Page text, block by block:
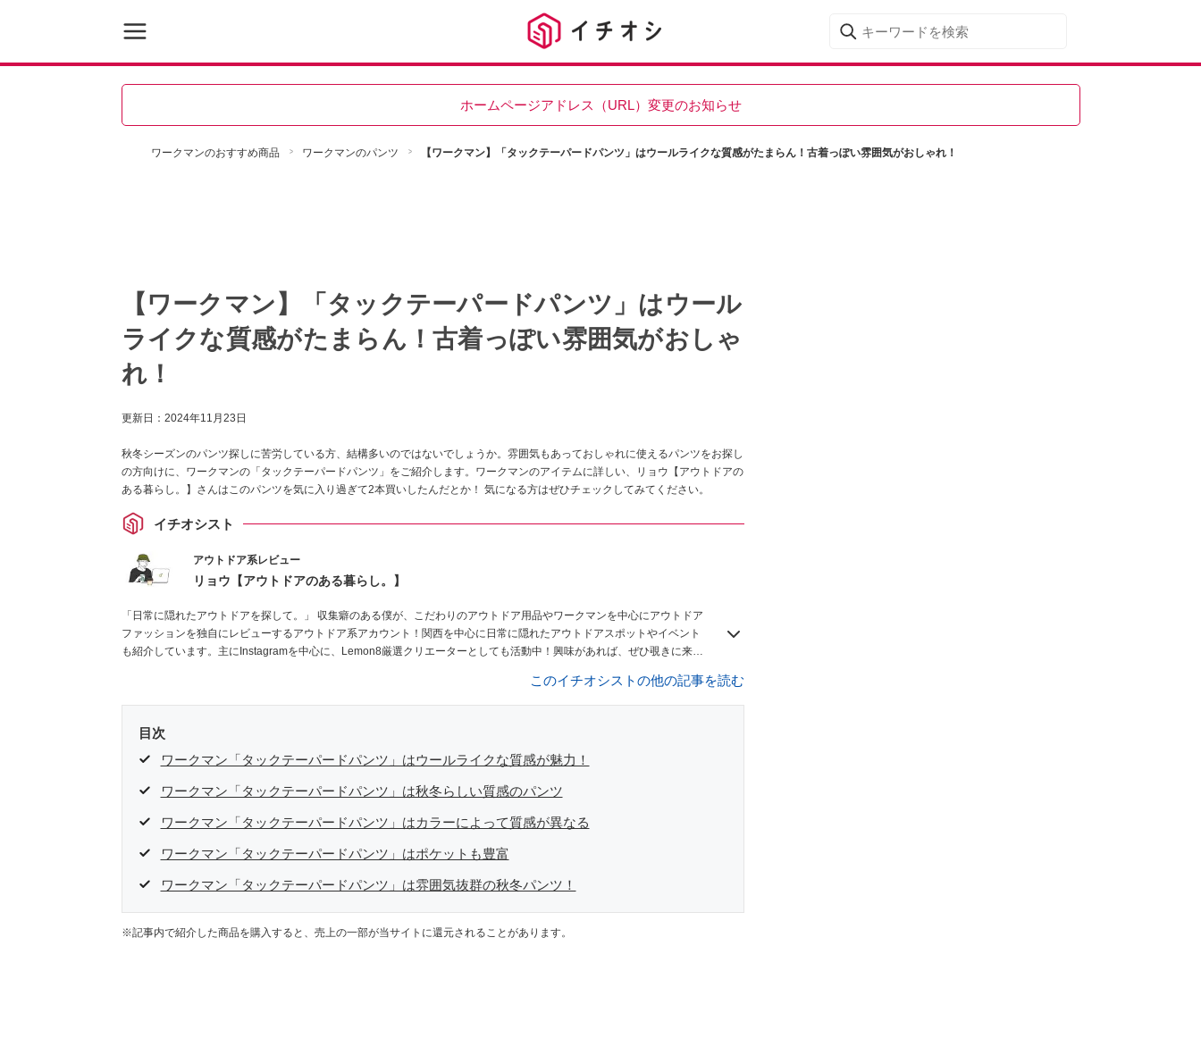
ホームページアドレス（URL）変更のお知らせ
ワークマンのおすすめ商品 ワークマンのパンツ 【ワークマン】「タックテーパードパンツ」はウールライクな質感がたまらん！古着っぽい雰囲気がおしゃれ！
【ワークマン】「タックテーパードパンツ」はウール
ライクな質感がたまらん！古着っぽい雰囲気がおしゃ
れ！
更新日： 2024年11月23日
秋冬シーズンのパンツ探しに苦労している方、結構多いのではないでしょうか。雰囲気もあっておしゃれに使えるパンツをお探し
の方向けに、ワークマンの「タックテーパードパンツ」をご紹介します。ワークマンのアイテムに詳しい、リョウ【アウトドアの
ある暮らし。】さんはこのパンツを気に入り過ぎて2本買いしたんだとか！ 気になる方はぜひチェックしてみてください。
イチオシスト
アウトドア系レビュー
リョウ【アウトドアのある暮らし。】
「日常に隠れたアウトドアを探して。」 収集癖のある僕が、こだわりのアウトドア用品やワークマンを中心にアウトドア
ファッションを独自にレビューするアウトドア系アカウント！関西を中心に日常に隠れたアウトドアスポットやイベント
も紹介しています。主にInstagramを中心に、Lemon8厳選クリエーターとしても活動中！興味があれば、ぜひ覗きに来て
このイチオシストの他の記事を読む
目次
ワークマン「タックテーパードパンツ」はウールライクな質感が魅力！
ワークマン「タックテーパードパンツ」は秋冬らしい質感のパンツ
ワークマン「タックテーパードパンツ」はカラーによって質感が異なる
ワークマン「タックテーパードパンツ」はポケットも豊富
ワークマン「タックテーパードパンツ」は雰囲気抜群の秋冬パンツ！
※記事内で紹介した商品を購入すると、売上の一部が当サイトに還元されることがあります。